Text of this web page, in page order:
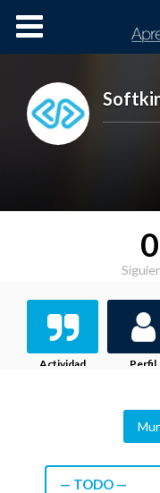
Cursos OnLine
0
Actividad Perfil
— TODO —